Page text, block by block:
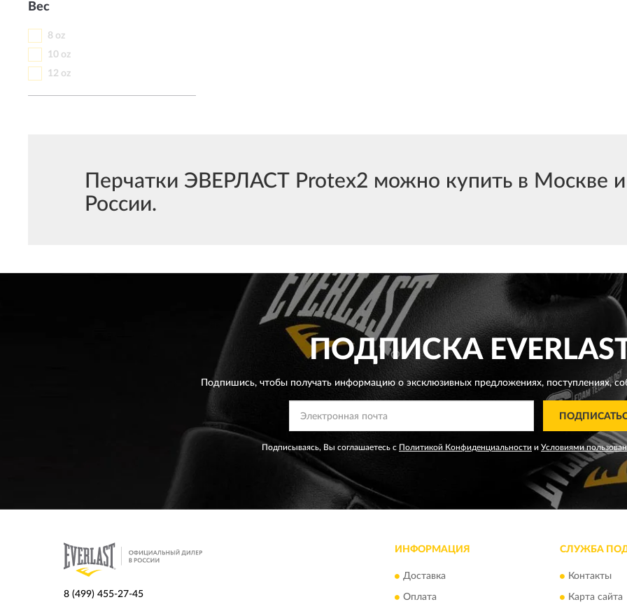
Вес
8 oz
10 oz
12 oz
Перчатки ЭВЕРЛАСТ Protex2 можно купить в Москве и
России.
ПОДПИСКА
Подпишись, чтобы получать информацию о эксклюзивных предложениях,поступлениях,
Подписываясь, Вы соглашаетесь с Политикой Конфиденциальности и Условиями
8 (499) 455-27-45
ИНФОРМАЦИЯ
Доставка
Оплата
СЛУЖБА
Контакты
Карта сайта